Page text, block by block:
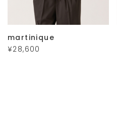
martinique
¥28,600